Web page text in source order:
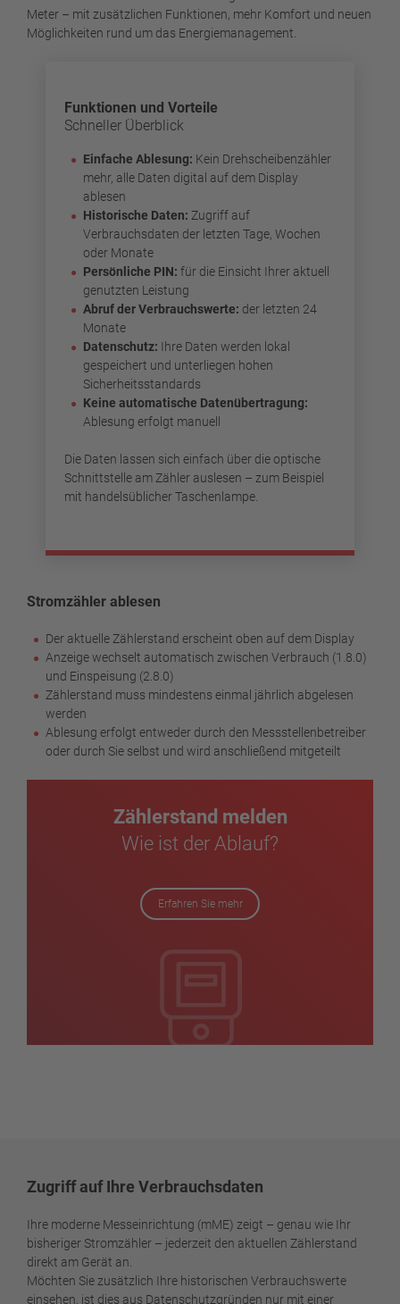
Meter – mit zusätzlichen Funktionen, mehr Komfort und neuen
Möglichkeiten rund um das Energiemanagement.
Funktionen und Vorteile
Schneller Überblick
Einfache Ablesung: Kein Drehscheibenzähler
mehr, alle Daten digital auf dem Display
ablesen
Historische Daten: Zugriff auf
Verbrauchsdaten der letzten Tage, Wochen
oder Monate
Persönliche PIN: für die Einsicht Ihrer aktuell
genutzten Leistung
Abruf der Verbrauchswerte: der letzten 24
Monate
Datenschutz: Ihre Daten werden lokal
gespeichert und unterliegen hohen
Sicherheitsstandards
Keine automatische Datenübertragung:
Ablesung erfolgt manuell
Die Daten lassen sich einfach über die optische
Schnittstelle am Zähler auslesen – zum Beispiel
mit handelsüblicher Taschenlampe.
Stromzähler ablesen
Der aktuelle Zählerstand erscheint oben auf dem Display
Anzeige wechselt automatisch zwischen Verbrauch (1.8.0)
und Einspeisung (2.8.0)
Zählerstand muss mindestens einmal jährlich abgelesen
werden
Ablesung erfolgt entweder durch den Messstellenbetreiber
oder durch Sie selbst und wird anschließend mitgeteilt
Zählerstand melden
Wie ist der Ablauf?
Erfahren Sie mehr
Zugriff auf Ihre Verbrauchsdaten
Ihre moderne Messeinrichtung (mME) zeigt – genau wie Ihr
bisheriger Stromzähler – jederzeit den aktuellen Zählerstand
direkt am Gerät an.
Möchten Sie zusätzlich Ihre historischen Verbrauchswerte
einsehen, ist dies aus Datenschutzgründen nur mit einer